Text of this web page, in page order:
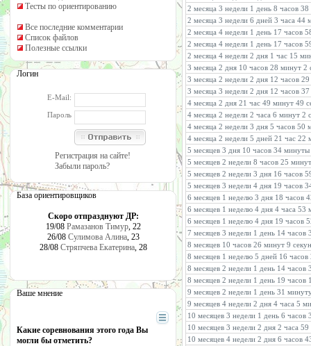
Тесты по ориентированию
Все последние комментарии
Список файлов
Полезные ссылки
Логин
E-Mail:
Пароль
Регистрация на сайте!
Забыли пароль?
База ориентировщиков
Скоро отпразднуют ДР:
19/08 Рамазанов Тимур, 22
26/08 Сулимова Алина, 23
28/08 Стряпчева Екатерина, 28
Ваше мнение
Какие соревнования этого года Вы
могли бы отметить?
2 месяца 3 недели 1 день 8 часов
2 месяца 3 недели 6 дней 3 часа 44
2 месяца 4 недели 1 день 17 часов
2 месяца 4 недели 1 день 17 часов
2 месяца 4 недели 2 дня 1 час 15
3 месяца 2 дня 10 часов 28 минут 2
3 месяца 2 недели 2 дня 12 часов
3 месяца 3 недели 2 дня 12 часов
4 месяца 2 дня 21 час 49 минут 49
4 месяца 2 недели 2 часа 6 минут 2
4 месяца 2 недели 3 дня 5 часов 50
4 месяца 2 недели 5 дней 21 час 22
5 месяцев 3 дня 10 часов 34 минуты
5 месяцев 2 недели 8 часов 25
5 месяцев 2 недели 3 дня 16 часов
5 месяцев 3 недели 4 дня 19 часов
6 месяцев 1 неделю 3 дня 18 часов
6 месяцев 1 неделю 4 дня 4 часа 53
6 месяцев 1 неделю 4 дня 19 часов
7 месяцев 3 недели 1 день 14
8 месяцев 10 часов 26 минут 9
8 месяцев 1 неделю 5 дней 16
8 месяцев 2 недели 1 день 14
8 месяцев 2 недели 1 день 19 часов
9 месяцев 2 недели 1 день 31
9 месяцев 4 недели 2 дня 4 часа 5
10 месяцев 3 недели 1 день 6
10 месяцев 3 недели 2 дня 2 часа
10 месяцев 4 недели 2 дня 6 часов